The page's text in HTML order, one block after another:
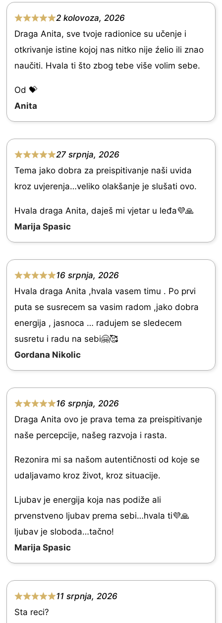
R
d
5
.
0
o
u
t
f
5
2 kolovoza, 2026
Draga Anita, sve tvoje radionice su učenje i
otkrivanje istine kojoj nas nitko nije źelio ili znao
naučiti. Hvala ti što zbog tebe više volim sebe.
Od 💝
Anita
R
a
e
d
5
.
0
o
u
t
o
f
5
27 srpnja, 2026
Tema jako dobra za preispitivanje naši uvida
kroz uvjerenja…veliko olakšanje je slušati ovo.
Hvala draga Anita, daješ mi vjetar u leđa💜🙏
Marija Spasic
R
e
o
u
t
o
f
16 srpnja, 2026
Hvala draga Anita ,hvala vasem timu . Po prvi
puta se susrecem sa vasim radom ,jako dobra
energija , jasnoca … radujem se sledecem
susretu i radu na sebi🤗🥰
Gordana Nikolic
R
t
e
d
.
0
o
u
f
5
16 srpnja, 2026
Draga Anita ovo je prava tema za preispitivanje
naše percepcije, našeg razvoja i rasta.
Rezonira mi sa našom autentičnosti od koje se
udaljavamo kroz život, kroz situacije.
Ljubav je energija koja nas podiže ali
prvenstveno ljubav prema sebi…hvala ti💜🙏
ljubav je sloboda…tačno!
Marija Spasic
R
11 srpnja, 2026
Sta reci?